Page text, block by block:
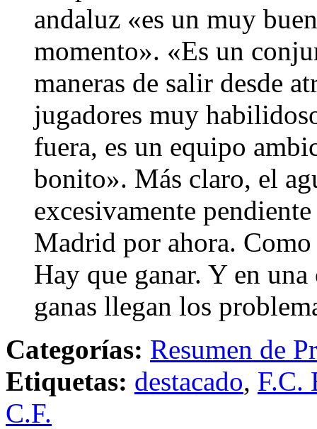
andaluz «es un muy
momento». «Es un
maneras de salir desde
jugadores muy
fuera, es un equipo
bonito». Más claro, el
excesivamente
Madrid por ahora.
Hay que ganar. Y en
ganas llegan los
Categorías: Resumen de
Etiquetas: destacado, F.C.
C.F.